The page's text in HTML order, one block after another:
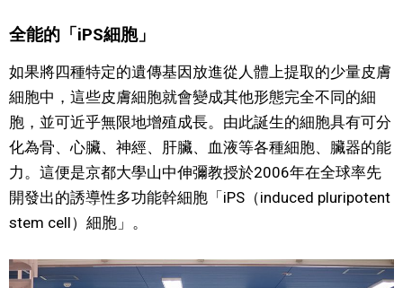
財經
文化
科學技術
生活
全能的「iPS細胞」
如果將四種特定的遺傳基因放進從人體上提取的少量皮膚
細胞中，這些皮膚細胞就會變成其他形態完全不同的細
胞，並可近乎無限地增殖成長。由此誕生的細胞具有可分
化為骨、心臟、神經、肝臟、血液等各種細胞、臟器的能
力。這便是京都大學山中伸彌教授於2006年在全球率先
開發出的誘導性多功能幹細胞「iPS（induced pluripotent
stem cell）細胞」。